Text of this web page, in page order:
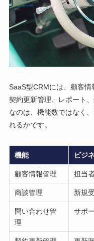
SaaS型CRMには、顧客情
契約更新管理、レポート
なのは、機能数ではなく
れるかです。
機能 ビジ
顧客情報管理 担当
商談管理 新規
問い合わせ管
理
サポ